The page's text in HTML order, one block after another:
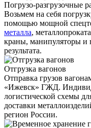
Погрузо-разгрузочные
Возьмем на себя
помощью мощной
металла,
краны, манипуляторы и
результата.
Отгрузка вагонов
Отправка грузов
«Ижевск» ГЖД.
логистической схемы
доставки
регион России.